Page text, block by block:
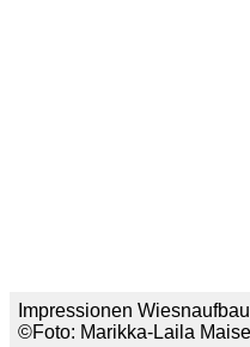
Impressionen
©Foto: Marikka-Laila Maisel